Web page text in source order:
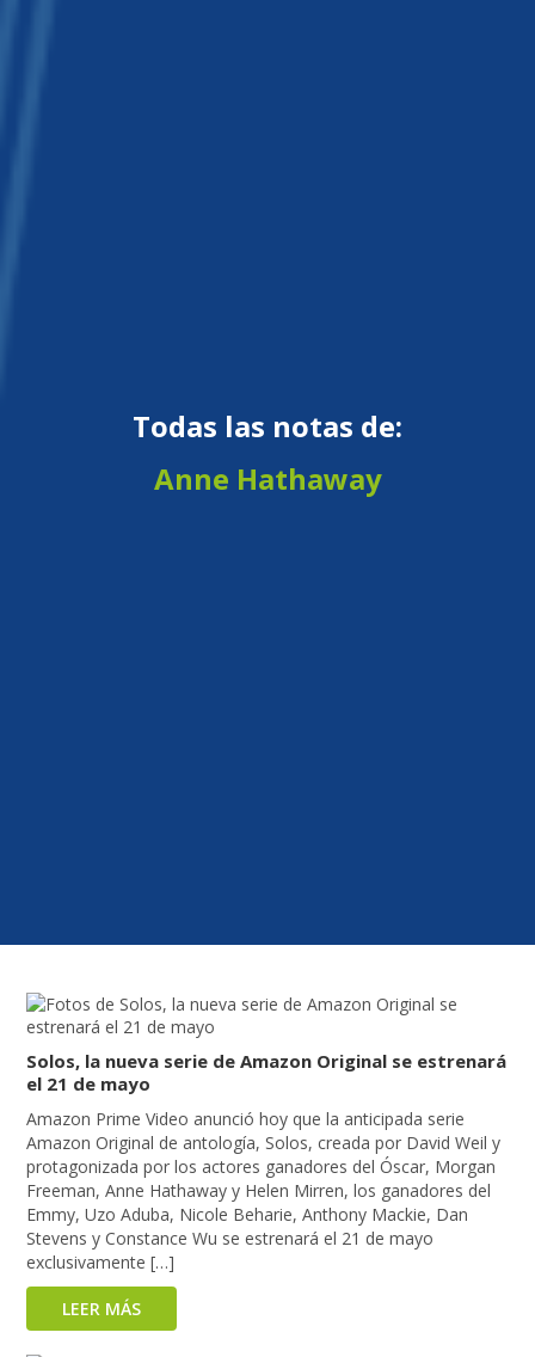
Todas las notas de:
Anne Hathaway
Solos, la nueva serie de Amazon Original se estrenará
el 21 de mayo
Amazon Prime Video anunció hoy que la anticipada serie
Amazon Original de antología, Solos, creada por David Weil y
protagonizada por los actores ganadores del Óscar, Morgan
Freeman, Anne Hathaway y Helen Mirren, los ganadores del
Emmy, Uzo Aduba, Nicole Beharie, Anthony Mackie, Dan
Stevens y Constance Wu se estrenará el 21 de mayo
exclusivamente […]
LEER MÁS